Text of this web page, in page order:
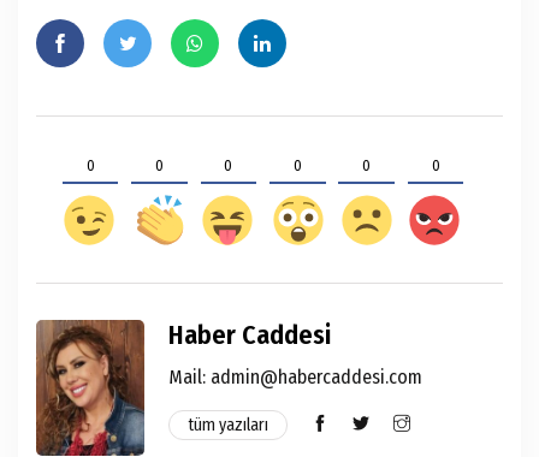
0 0 0 0 0 0
Haber Caddesi
Mail: admin@habercaddesi.com
tüm yazıları